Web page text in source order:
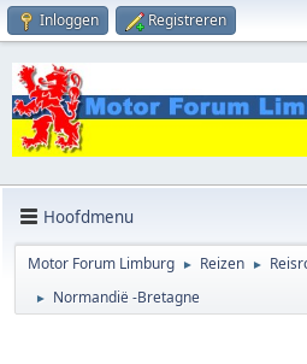
Inloggen Registreren
Hoofdmenu
Motor Forum Limburg ► Reizen ►
► Normandië -Bretagne